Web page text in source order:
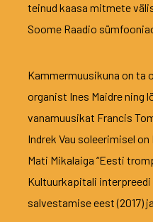
teinud kaasa mitmete
Soome Raadio
Kammermuusikuna on ta
organist Ines Maidre ning
vanamuusikat Francis
Indrek Vau soleerimisel
Mati Mikalaiga “Eesti
Kultuurkapitali
salvestamise eest (2017)